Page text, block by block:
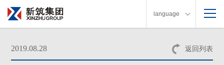
language
返回列表
2019.08.28